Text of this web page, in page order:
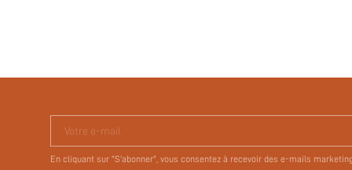
Votre e-mail
En cliquant sur "S'abonner", vous consentez à recevoir des e-mails